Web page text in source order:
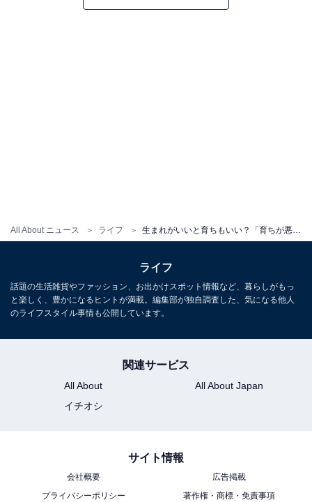
All About ニュース ライフ
さんなんですよ。育ちって、いわゆる生まれや身分、地
位ではないんだな、と感じました。お会いする機会は滅
多にないので気にしないようにしていますが、二度と我
る必要が感じられませんから」
ライフ
話題の生活雑貨やファッション、お出かけスポット情報など、暮らしがもっ
と楽しく、豊かになるヒントが満載。編集部が独自調査した、気になる他人
のライフスタイル事情も公開しています。
関連サービス
All About
All About Japan
イチオシ
サイト情報
会社概要
広告掲載
プライバシーポリシー
著作権・商標・免責事項